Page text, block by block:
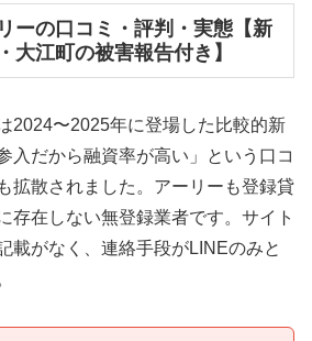
ーの口コミ・評判・実態【新
大江町の被害報告付き】
2024〜2025年に登場した比較的新
入だから融資率が高い」という口コ
拡散されました。アーリーも登録貸
存在しない無登録業者です。サイト
載がなく、連絡手段がLINEのみと